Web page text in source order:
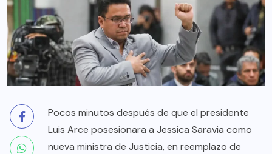
Pocos minutos después de que el presidente
Luis Arce posesionara a Jessica Saravia como
nueva ministra de Justicia, en reemplazo de